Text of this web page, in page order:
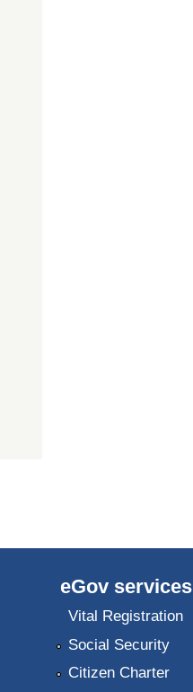
eGov services
Vital Registration
Social Security
Citizen Charter